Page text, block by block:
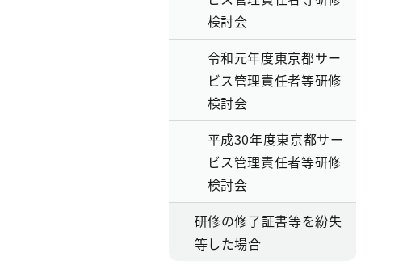
検討会
令和元年度東京都サー
ビス管理責任者等研修
検討会
平成30年度東京都サー
ビス管理責任者等研修
検討会
研修の修了証書等を紛失
等した場合